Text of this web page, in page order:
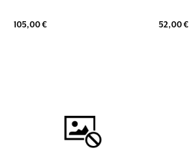
105,00 € 52,00 €